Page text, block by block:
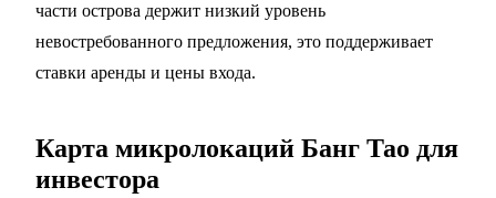
части острова держит низкий уровень
невостребованного предложения, это поддерживает
ставки аренды и цены входа.
Карта микролокаций Банг Тао для
инвестора